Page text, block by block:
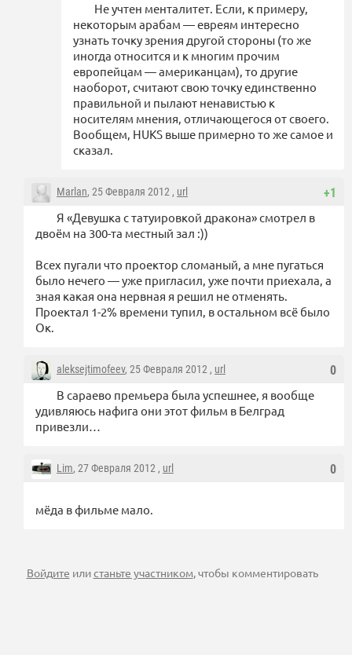
Не учтен менталитет. Если, к примеру,
некоторым арабам — евреям интересно
узнать точку зрения другой стороны (то же
иногда относится и к многим прочим
европейцам — американцам), то другие
наоборот, считают свою точку единственно
правильной и пылают ненавистью к
носителям мнения, отличающегося от своего.
Вообщем, HUKS выше примерно то же самое и
сказал.
+1
Marlan, 25 Февраля 2012 , url
Я «Девушка с татуировкой дракона» смотрел в
двоём на 300-та местный зал :))
Всех пугали что проектор сломаный, а мне пугаться
было нечего — уже пригласил, уже почти приехала, а
зная какая она нервная я решил не отменять.
Проектал 1-2% времени тупил, в остальном всё было
Ок.
0
aleksejtimofeev, 25 Февраля 2012 , url
В сараево премьера была успешнее, я вообще
удивляюсь нафига они этот фильм в Белград
привезли…
0
Lim, 27 Февраля 2012 , url
мёда в фильме мало.
Войдите илистаньте участником, чтобы комментировать